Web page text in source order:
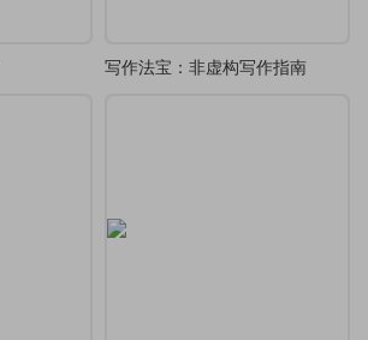
写作法宝：非虚构写作指南